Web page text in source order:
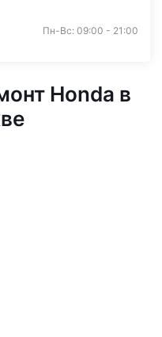
Пн-Вс: 09:00 - 21:00
Honda в